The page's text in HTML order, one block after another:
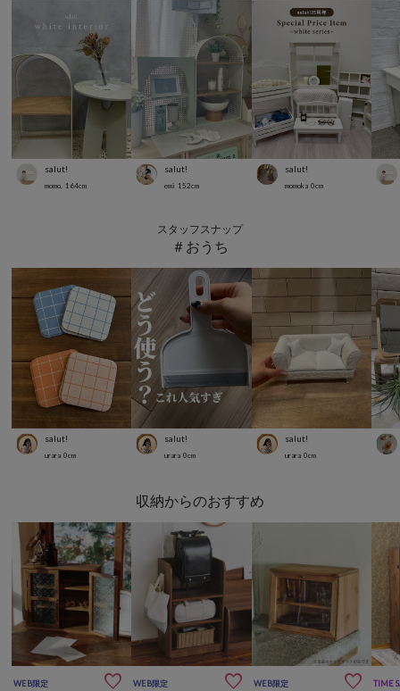
salut!
momo. 164cm
salut!
emi 152cm
salut!
momoka 0cm
スタッフスナップ
＃おうち
salut!
urara 0cm
salut!
urara 0cm
salut!
urara 0cm
収納からのおすすめ
WEB限定  WEB限定  WEB限定  TIME